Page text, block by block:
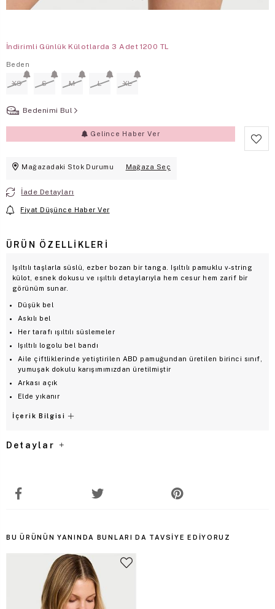
İndirimli Günlük Külotlarda 3 Adet 1200 TL
Beden
XS S M L XL
Bedenimi Bul
Gelince Haber Ver
Mağazadaki Stok Durumu Mağaza Seç
İade Detayları
Fiyat Düşünce Haber Ver
ÜRÜN ÖZELLIKLERI
Işıltılı taşlarla süslü, ezber bozan bir tanga. Işıltılı pamuklu v-string
külot, esnek dokusu ve ışıltılı detaylarıyla hem cesur hem zarif bir
görünüm sunar.
Düşük bel
Askılı bel
Her tarafı ışıltılı süslemeler
Işıltılı logolu bel bandı
Aile çiftliklerinde yetiştirilen ABD pamuğundan üretilen birinci sınıf,
yumuşak dokulu karışımımızdan üretilmiştir
Arkası açık
Elde yıkanır
İçerik Bilgisi
Detaylar
BU ÜRÜNÜN YANINDA BUNLARI DA TAVSIYE EDIYORUZ